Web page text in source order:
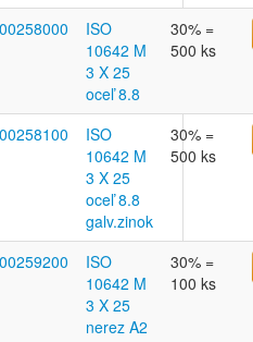
ISO
10642 M
3 X 25
oceľ 8.8
30% =
500 ks
ISO
10642 M
3 X 25
oceľ 8.8
galv.zinok
30% =
500 ks
ISO
10642 M
3 X 25
nerez A2
30% =
100 ks